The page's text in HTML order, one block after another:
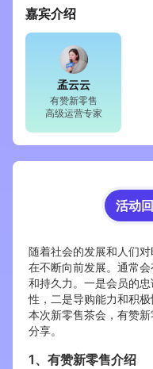
培训课程
私域课程
增长俱乐部
增长俱乐部
入驻有赞
认证服务商
有赞云
嘉宾介绍
孟云云
有赞新零售
高级运营专家
活动
随着社会的发展和人们
在不断向前发展。通常
和持久力。一是会员的
性，二是导购能力和积极
本次新零售茶会，有赞
分享。
1、有赞新零售介绍